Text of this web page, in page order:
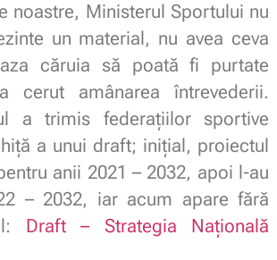
noastre, Ministerul Sportului nu
un material, nu avea ceva
căruia să poată fi purtate
cerut amânarea întrevederii.
a trimis federațiilor sportive
a unui draft; inițial, proiectul
anii 2021 – 2032, apoi l-au
– 2032, iar acum apare fără
Draft – Strategia Națională